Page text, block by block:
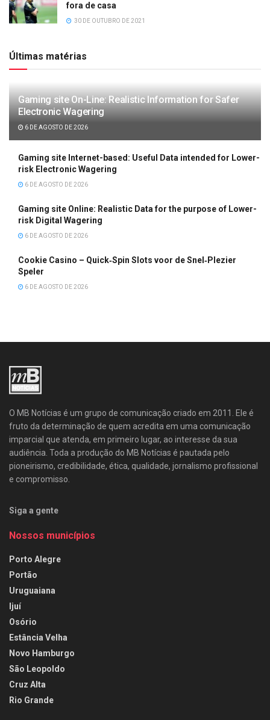
fora de casa
30 DE OUTUBRO DE 2021
Últimas matérias
Gaming site On-Line: Realistic Information for Safer
Electronic Wagering
6 DE AGOSTO DE 2026
Gaming site Internet-based: Useful Data intended for Lower-
risk Electronic Wagering
6 DE AGOSTO DE 2026
Gaming site Online: Realistic Data for the purpose of Lower-
risk Digital Wagering
6 DE AGOSTO DE 2026
Cookie Casino – Quick‑Spin Slots voor de Snel‑Plezier
Speler
6 DE AGOSTO DE 2026
O MB Notícias é um grupo de comunicação criado em 2011. Ele é
fruto da determinação de quem acredita em uma comunicação
imparcial que atenda, em primeiro lugar, ao interesse da sua
audiência. Toda a produção do MB Notícias é pautada pelo
pioneirismo, credibilidade, ética, qualidade, jornalismo profissional
e compromisso.
Siga a gente
Nossos municípios
Porto Alegre
Portão
Uruguaiana
Ijuí
Osório
Estância Velha
Novo Hamburgo
São Leopoldo
Cruz Alta
Rio Grande